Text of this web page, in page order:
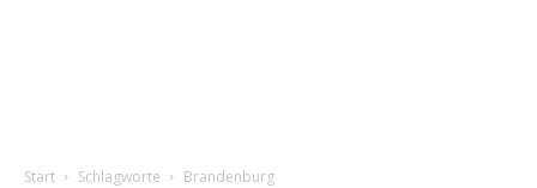
Start Schlagworte Brandenburg